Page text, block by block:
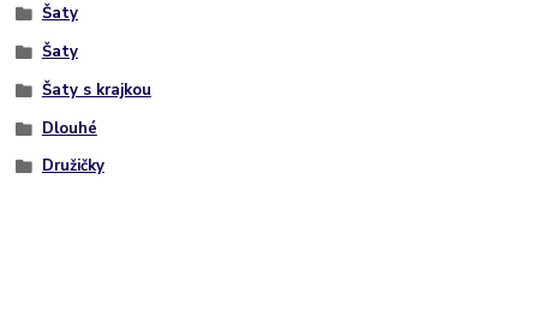
Šaty
Šaty
Šaty s krajkou
Dlouhé
Družičky